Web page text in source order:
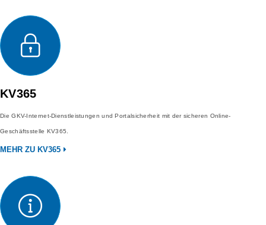
KV365
Die GKV-Internet-Dienstleistungen und Portalsicherheit mit der sicheren Online-
Geschäftsstelle KV365.
MEHR ZU KV365